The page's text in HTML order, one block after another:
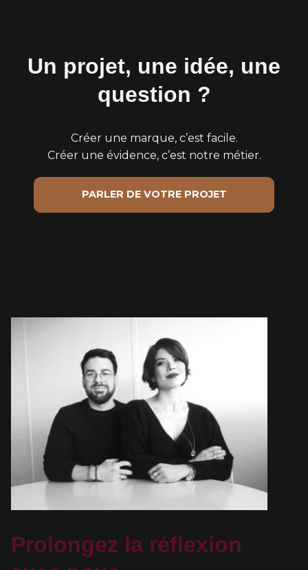
Un projet, une idée, une
question ?
Créer une marque, c’est facile.
Créer une évidence, c’est notre métier.
PARLER DE VOTRE PROJET
Prolongez la réflexion